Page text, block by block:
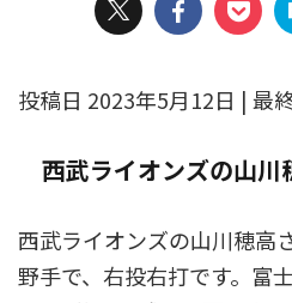
投稿日 2023年5月12日 | 最
西武ライオンズの山川
西武ライオンズの山川穂高
野手で、右投右打です。富